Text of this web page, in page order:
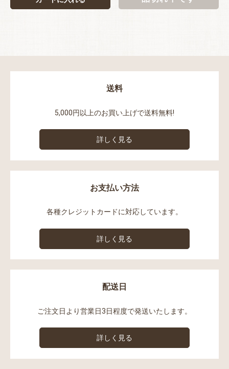
送料
5,000円以上のお買い上げで送料無料!
詳しく見る
お支払い方法
各種クレジットカードに対応しています。
詳しく見る
配送日
ご注文日より営業日3日程度で発送いたします。
詳しく見る